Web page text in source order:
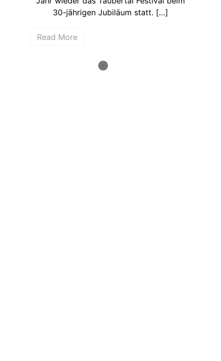
30-jährigen Jubiläum statt. […]
Read More